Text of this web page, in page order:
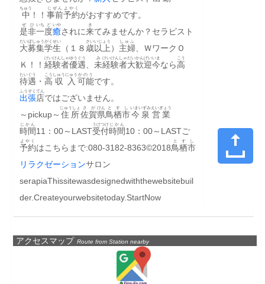
中
ちゅう
！！​​​ 事前
じぜん
予約
よやく
がおすすめです。
是非
ぜひ
一
いち
度
ど
癒
いや
されに来
き
てみませんか？​​セラピスト
大
だい
募集
ぼしゅう
学生
がくせい
（１８ 歳
さい
以上
いじょう
） 主婦
しゅふ
、ＷワークＯ
Ｋ！！ 経験
けいけん
者
しゃ
優遇
ゆうぐう
未
み
経験
けいけん
者
しゃ
大
だい
歓迎
かんげい
今
いま
なら高
こう
待遇
たいぐう
・ 高
こう
収入
しゅうにゅう
可能
かのう
です。
出張
ふうぞく
店
てん
ではございません。
​～pickup～ 住所
じゅうしょ
佐賀
さが
県
けん
鳥栖
とす
市
し
今泉
いまいずみ
営業
えいぎょう
時間
じかん
11：00～LAST受付
うけつけ
時間
じかん
​10：00～LASTご
予約
よやく
はこちらまで:​080-3182-8363©2018鳥栖
とす
市
し
リラクゼーションサロン
serapiaThissitewasdesignedwiththewebsitebuil
der.Createyourwebsitetoday.StartNow
アクセスマップ Route from Station nearby